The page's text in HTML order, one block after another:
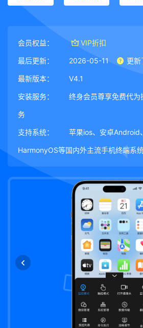
会员权益： VIP折扣
最后更新： 2026-05-11 更新
最新版本： V4.1
安装服务： 终身会员尊享免费代
务
支持系统： 苹果ios、安卓Android
HarmonyOS等国内外主流手机终端系